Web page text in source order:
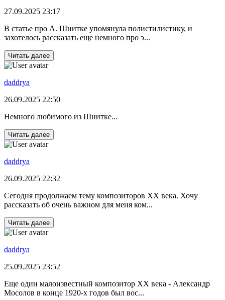
27.09.2025 23:17
В статье про А. Шнитке упомянула полистилистику, и
захотелось рассказать еще немного про э...
Читать далее
daddrya
26.09.2025 22:50
Немного любимого из Шнитке...
Читать далее
daddrya
26.09.2025 22:32
Сегодня продолжаем тему композиторов ХХ века. Хочу
рассказать об очень важном для меня ком...
Читать далее
daddrya
25.09.2025 23:52
Еще один малоизвестный композитор ХХ века - Александр
Мосолов в конце 1920-х годов был вос...